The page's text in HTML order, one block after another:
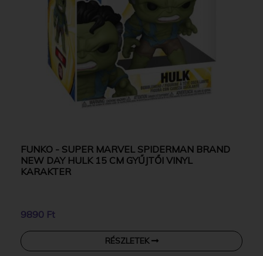
FUNKO - SUPER MARVEL SPIDERMAN BRAND
NEW DAY HULK 15 CM GYŰJTŐI VINYL
KARAKTER
9890 Ft
RÉSZLETEK